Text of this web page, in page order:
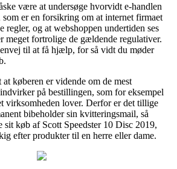
være at undersøge hvorvidt e-handlen
er en forsikring om at internet firmaet
regler, og at webshoppen undertiden ses
meget fortrolige de gældende regulativer.
til at få hjælp, for så vidt du møder
køberen er vidende om de mest
på bestillingen, som for eksempel
virksomheden lover. Derfor er det tillige
bibeholder sin kvitteringsmail, så
sit køb af Scott Speedster 10 Disc 2019,
efter produkter til en herre eller dame.